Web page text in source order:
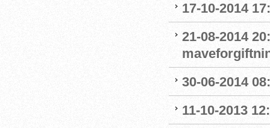
17-10-2014
21-08-2014
30-06-2014
11-10-2013